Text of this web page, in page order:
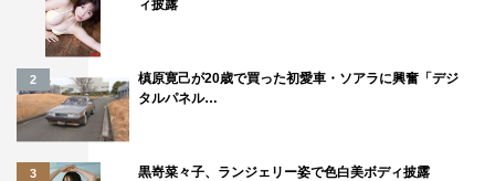
ィ披露
2
槙原寛己が20歳で買った初愛車・ソアラに興奮「デジ
タルパネル…
3 黒嵜菜々子、ランジェリー姿で色白美ボディ披露